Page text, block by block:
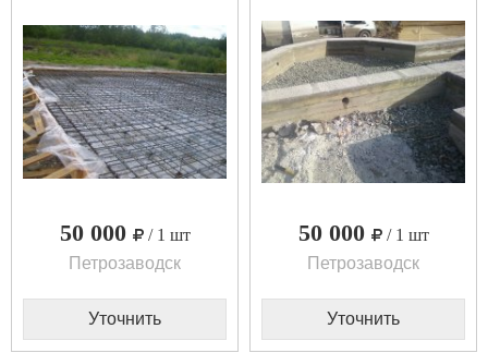
50 000
/ 1 шт
Петрозаводск
Уточнить
50 000
/ 1 шт
Петрозаводск
Уточнить